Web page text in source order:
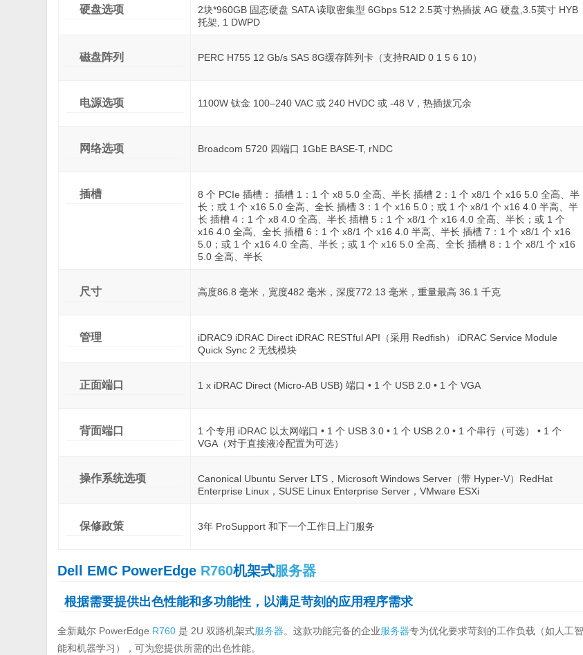
硬盘选项
2块*960GB 固态硬盘 SATA 读取密集型 6Gbps 512 2.5英寸热插拔 AG 硬盘,3.5英寸 HYB
托架, 1 DWPD
磁盘阵列 PERC H755 12 Gb/s SAS 8G缓存阵列卡（支持RAID 0 1 5 6 10）
电源选项 1100W 钛金 100–240 VAC 或 240 HVDC 或 -48 V，热插拔冗余
网络选项 Broadcom 5720 四端口 1GbE BASE-T, rNDC
插槽
8 个 PCIe 插槽： 插槽 1：1 个 x8 5.0 全高、半长 插槽 2：1 个 x8/1 个 x16 5.0 全高、半
长；或 1 个 x16 5.0 全高、全长 插槽 3：1 个 x16 5.0；或 1 个 x8/1 个 x16 4.0 半高、半
长 插槽 4：1 个 x8 4.0 全高、半长 插槽 5：1 个 x8/1 个 x16 4.0 全高、半长；或 1 个
x16 4.0 全高、全长 插槽 6：1 个 x8/1 个 x16 4.0 半高、半长 插槽 7：1 个 x8/1 个 x16
5.0；或 1 个 x16 4.0 全高、半长；或 1 个 x16 5.0 全高、全长 插槽 8：1 个 x8/1 个 x16
5.0 全高、半长
尺寸 高度86.8 毫米，宽度482 毫米，深度772.13 毫米，重量最高 36.1 千克
管理
iDRAC9 iDRAC Direct iDRAC RESTful API（采用 Redfish） iDRAC Service Module
Quick Sync 2 无线模块
正面端口 1 x iDRAC Direct (Micro-AB USB) 端口 • 1 个 USB 2.0 • 1 个 VGA
背面端口
1 个专用 iDRAC 以太网端口 • 1 个 USB 3.0 • 1 个 USB 2.0 • 1 个串行（可选） • 1 个
VGA（对于直接液冷配置为可选）
操作系统选项
Canonical Ubuntu Server LTS，Microsoft Windows Server（带 Hyper-V）RedHat
Enterprise Linux，SUSE Linux Enterprise Server，VMware ESXi
保修政策 3年 ProSupport 和下一个工作日上门服务
Dell EMC PowerEdge R760机架式服务器
根据需要提供出色性能和多功能性，以满足苛刻的应用程序需求
全新戴尔 PowerEdge R760 是 2U 双路机架式服务器。这款功能完备的企业服务器专为优化要求苛刻的工作负载（如人工智
能和机器学习），可为您提供所需的出色性能。